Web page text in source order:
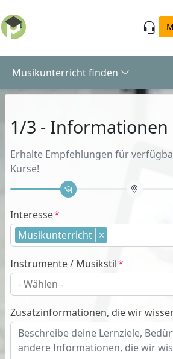
Musikunterricht finden
1/3 -
Erhalte Empfehlungen für
Kurse!
Interesse
Musikunterricht ×
Instrumente / Musikstil
Zusatzinformationen, die wir